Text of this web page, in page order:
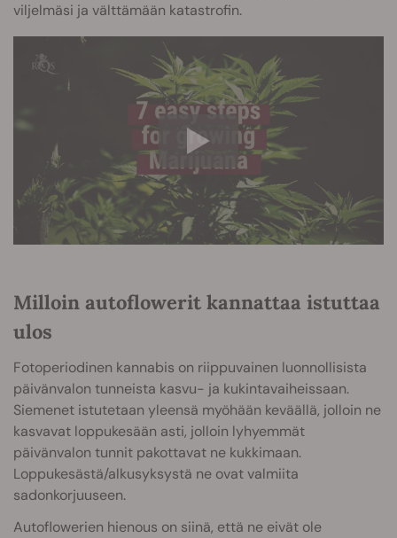
viljelmäsi ja välttämään katastrofin.
Milloin autoflowerit kannattaa istuttaa
ulos
Fotoperiodinen kannabis on riippuvainen luonnollisista
päivänvalon tunneista kasvu- ja kukintavaiheissaan.
Siemenet istutetaan yleensä myöhään keväällä, jolloin ne
kasvavat loppukesään asti, jolloin lyhyemmät
päivänvalon tunnit pakottavat ne kukkimaan.
Loppukesästä/alkusyksystä ne ovat valmiita
sadonkorjuuseen.
Autoflowerien hienous on siinä, että ne eivät ole